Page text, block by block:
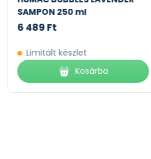
SAMPON 250 ml
6 489 Ft
Limitált készlet
Kosárba